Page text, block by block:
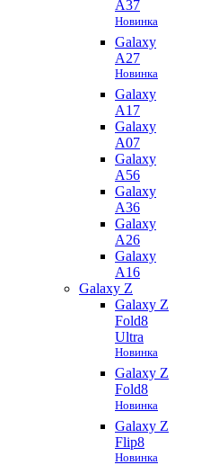
A37
Новинка
Galaxy
A27
Новинка
Galaxy
A17
Galaxy
A07
Galaxy
A56
Galaxy
A36
Galaxy
A26
Galaxy
A16
Galaxy Z
Galaxy Z
Fold8
Ultra
Новинка
Galaxy Z
Fold8
Новинка
Galaxy Z
Flip8
Новинка